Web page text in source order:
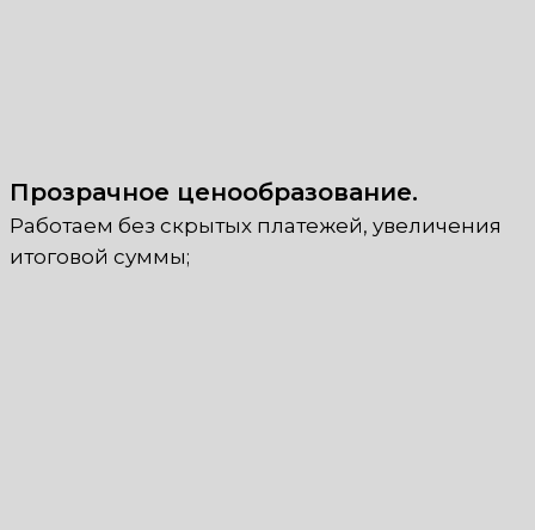
Прозрачное ценообразование.
Работаем без скрытых платежей, увеличения
итоговой суммы;